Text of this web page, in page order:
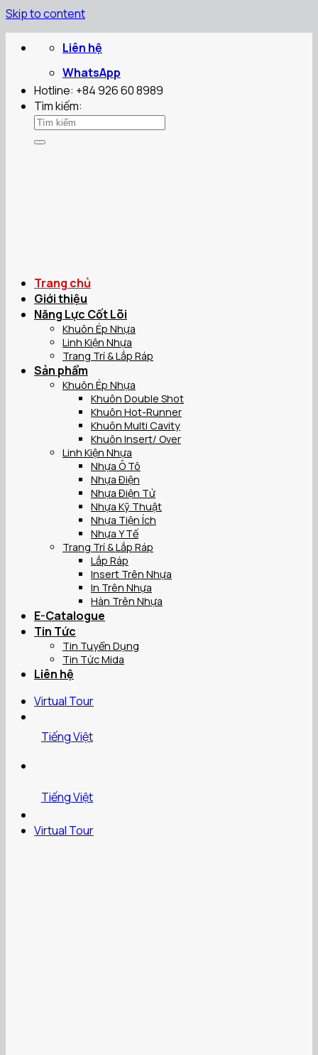
Skip to content
Liên hệ
WhatsApp
Hotline: +84 926 60 8989
Tìm kiếm:
Trang chủ
Giới thiệu
Năng Lực Cốt Lõi
Khuôn Ép Nhựa
Linh Kiện Nhựa
Trang Trí & Lắp Ráp
Sản phẩm
Khuôn Ép Nhựa
Khuôn Double Shot
Khuôn Hot-Runner
Khuôn Multi Cavity
Khuôn Insert/ Over
Linh Kiện Nhựa
Nhựa Ô Tô
Nhựa Điện
Nhựa Điện Tử
Nhựa Kỹ Thuật
Nhựa Tiện Ích
Nhựa Y Tế
Trang Trí & Lắp Ráp
Lắp Ráp
Insert Trên Nhựa
In Trên Nhựa
Hàn Trên Nhựa
E-Catalogue
Tin Tức
Tin Tuyển Dụng
Tin Tức Mida
Liên hệ
Virtual Tour
Tiếng Việt
Tiếng Việt
Virtual Tour